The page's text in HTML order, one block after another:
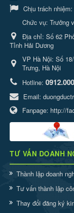
Chịu trách nhiệm:
Chức vụ: Trưởng
Địa chỉ: Số 62
Tỉnh Hải Dương
VP Hà Nội: Số
Trưng, Hà Nội
Hotline:
Email:
Fanpage: http://
TƯ VẤN DOANH
Thành lập doanh
Tư vấn thành lập
Thay đổi đăng ký